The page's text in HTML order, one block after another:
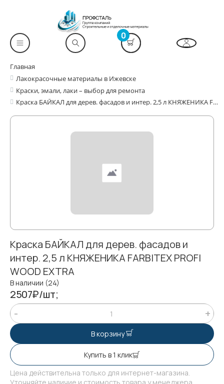
0
Главная
Лакокрасочные материалы в Ижевске
Краски, эмали, лаки – выбор для ремонта
Краска БАЙКАЛ для дерев. фасадов и интер. 2,5 л КНЯЖЕНИКА FARBITEX PROFI WOOD EXTRA
Краска БАЙКАЛ для дерев. фасадов и
интер. 2,5 л КНЯЖЕНИКА FARBITEX PROFI
WOOD EXTRA
В наличии (24)
2507₽/шт;
В корзину
Купить в 1 клик
Цена действительна только для интернет-магазина.